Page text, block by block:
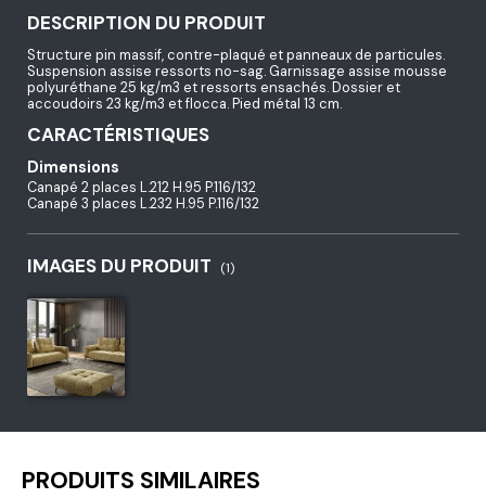
DESCRIPTION DU PRODUIT
Structure pin massif, contre-plaqué et panneaux de particules.
Suspension assise ressorts no-sag. Garnissage assise mousse
polyuréthane 25 kg/m3 et ressorts ensachés. Dossier et
accoudoirs 23 kg/m3 et flocca. Pied métal 13 cm.
CARACTÉRISTIQUES
Dimensions
Canapé 2 places L.212 H.95 P.116/132
Canapé 3 places L.232 H.95 P.116/132
IMAGES DU PRODUIT (1)
PRODUITS SIMILAIRES